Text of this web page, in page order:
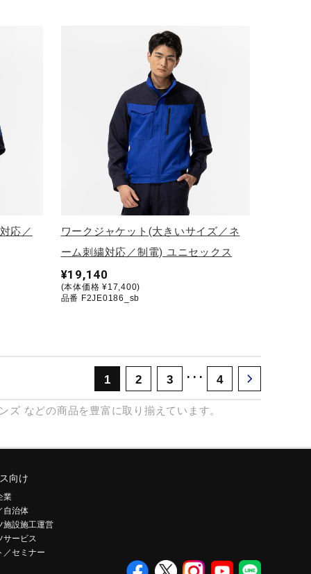
応／
ワークジャケット(大きいサイズ／ネ
ーム刺繍対応／制電) ユニセックス
¥19,140
(本体価格 ¥17,400)
品番 F2JE0186_sb
1 2 3 ･･･ 4
ズ などの商品を豊富に取り揃えています。
向け
業
自治体
施設施工運営
サービス
／セミナー